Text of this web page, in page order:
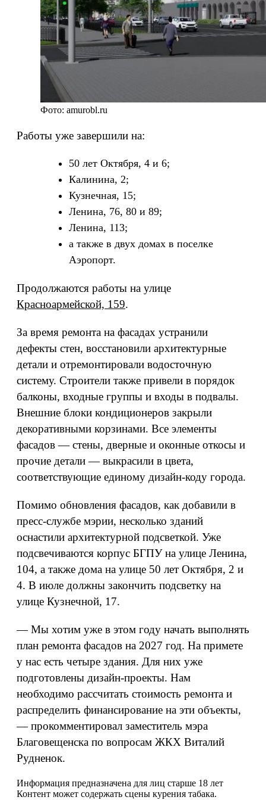
Фото: amurobl.ru
Работы уже завершили на:
50 лет Октября, 4 и 6;
Калинина, 2;
Кузнечная, 15;
Ленина, 76, 80 и 89;
Ленина, 113;
а также в двух домах в поселке
Аэропорт.
Продолжаются работы на улице
Красноармейской, 159.
За время ремонта на фасадах устранили
дефекты стен, восстановили архитектурные
детали и отремонтировали водосточную
систему. Строители также привели в порядок
балконы, входные группы и входы в подвалы.
Внешние блоки кондиционеров закрыли
декоративными корзинами. Все элементы
фасадов — стены, дверные и оконные откосы и
прочие детали — выкрасили в цвета,
соответствующие единому дизайн‑коду города.
Помимо обновления фасадов, как добавили в
пресс-службе мэрии, несколько зданий
оснастили архитектурной подсветкой. Уже
подсвечиваются корпус БГПУ на улице Ленина,
104, а также дома на улице 50 лет Октября, 2 и
4. В июле должны закончить подсветку на
улице Кузнечной, 17.
— Мы хотим уже в этом году начать выполнять
план ремонта фасадов на 2027 год. На примете
у нас есть четыре здания. Для них уже
подготовлены дизайн‑проекты. Нам
необходимо рассчитать стоимость ремонта и
распределить финансирование на эти объекты,
— прокомментировал заместитель мэра
Благовещенска по вопросам ЖКХ Виталий
Рудненок.
Информация предназначена для лиц старше 18 лет
Контент может содержать сцены курения табака.